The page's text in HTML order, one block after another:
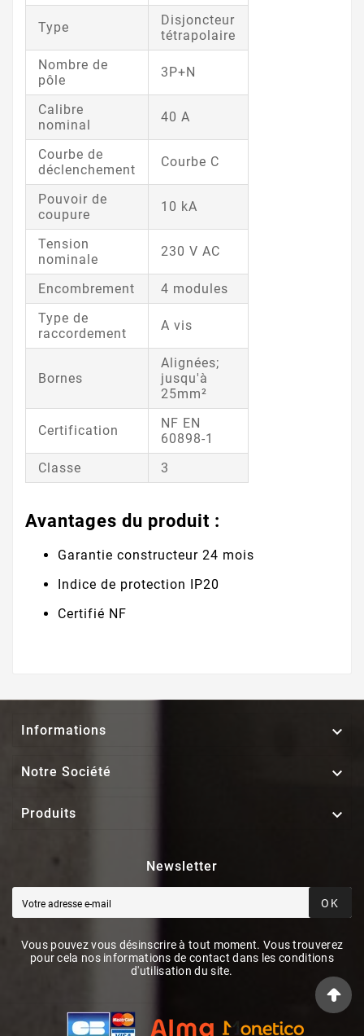
Type
Disjoncteur
tétrapolaire
Nombre de
pôle
3P+N
Calibre
nominal
40 A
Courbe de
déclenchement
Courbe C
Pouvoir de
coupure
10 kA
Tension
nominale
230 V AC
Encombrement
4 modules
Type de
raccordement
A vis
Bornes
Alignées;
jusqu'à
25mm²
Certification
NF EN
60898-1
Classe
3
Avantages du produit :
Garantie constructeur 24 mois
Indice de protection IP20
Certifié NF
Informations 
Notre Société 
Produits 
Newsletter
OK
Vous pouvez vous désinscrire à tout moment. Vous trouverez
pour cela nos informations de contact dans les conditions
d'utilisation du site.